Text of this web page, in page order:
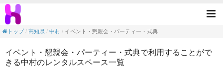
イベント・懇親会・パーティー・式典の目
トップ
高知県 中村 イベント・懇親会・パーティー・式典
イベント・懇親会・パーティー・式典で利用することがで
きる中村のレンタルスペース一覧